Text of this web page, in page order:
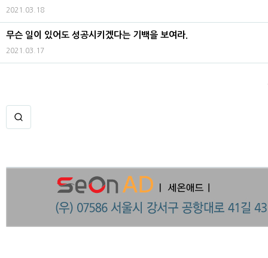
2021.03.18
무슨 일이 있어도 성공시키겠다는 기백을 보여라.
2021.03.17